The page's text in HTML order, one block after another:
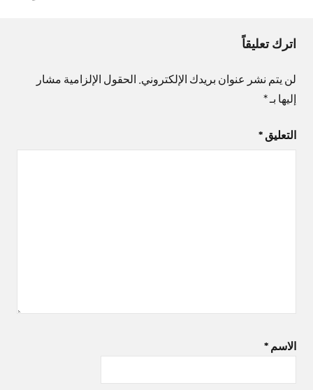
اترك تعليقاً
لن يتم نشر عنوان بريدك الإلكتروني. الحقول الإلزامية مشار
إليها بـ*
التعليق *
الاسم *